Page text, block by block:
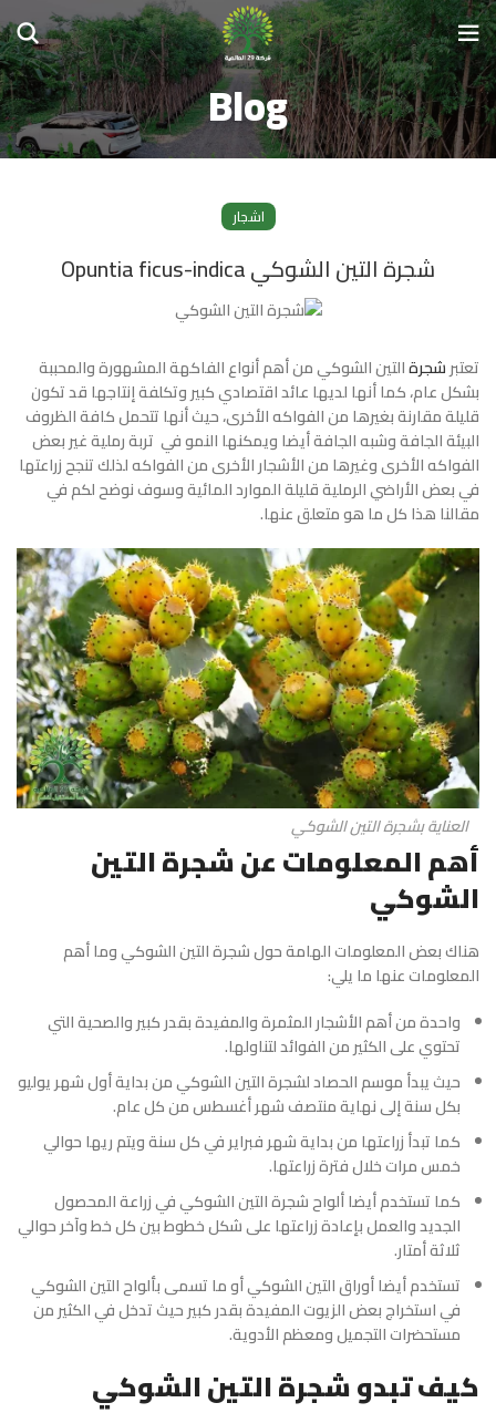
Blog
اشجار
شجرة التين الشوكي Opuntia ficus-indica
تعتبرشجرةالتين الشوكيمن أهم أنواع الفاكهة المشهورة والمحببة
بشكل عام، كما أنها لديها عائد اقتصادي كبير وتكلفة إنتاجها قد تكون
قليلة مقارنة بغيرها من الفواكه الأخرى، حيث أنها تتحمل كافة الظروف
البيئة الجافة وشبه الجافة أيضا ويمكنها النمو في تربة رملية غير بعض
الفواكه الأخرى وغيرها من الأشجار الأخرى من الفواكه لذلك تنجح زراعتها
في بعض الأراضي الرملية قليلة الموارد المائية وسوف نوضح لكم في
مقالنا هذا كل ما هو متعلق عنها.
العناية بشجرة التين الشوكي
أهم المعلومات عن شجرة التين
الشوكي
هناك بعض المعلومات الهامة حولشجرة التين الشوكيوما أهم
المعلومات عنها ما يلي:
واحدة من أهم الأشجار المثمرة والمفيدة بقدر كبير والصحية التي
تحتوي على الكثير من الفوائد لتناولها.
حيث يبدأ موسم الحصاد لشجرة التين الشوكي من بداية أول شهر يوليو
بكل سنة إلى نهاية منتصف شهر أغسطس من كل عام.
كما تبدأ زراعتها من بداية شهر فبراير في كل سنة ويتم ريها حوالي
خمس مرات خلال فترة زراعتها.
كما تستخدم أيضا ألواح شجرة التين الشوكي في زراعة المحصول
الجديد والعمل بإعادة زراعتها على شكل خطوط بين كل خط وآخر حوالي
ثلاثة أمتار.
تستخدم أيضا أوراق التين الشوكي أو ما تسمى بألواح التين الشوكي
في استخراج بعض الزيوت المفيدة بقدر كبير حيث تدخل في الكثير من
مستحضرات التجميل ومعظم الأدوية.
كيف تبدو شجرة التين الشوكي